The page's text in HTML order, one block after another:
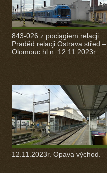
843-026 z pociągiem relacji
Praděd relacji Ostrava střed –
Olomouc hl.n. 12.11.2023r.
12.11.2023r. Opava východ.